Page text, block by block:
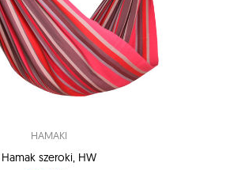
HAMAKI
Hamak szeroki, HW